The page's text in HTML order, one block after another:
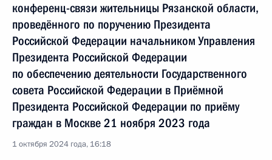
конференц-связи жительницы Рязанской области,
проведённого по поручению Президента
Российской Федерации начальником Управления
Президента Российской Федерации
по обеспечению деятельности Государственного
совета Российской Федерации в Приёмной
Президента Российской Федерации по приёму
граждан в Москве 21 ноября 2023 года
1 октября 2024 года, 16:18